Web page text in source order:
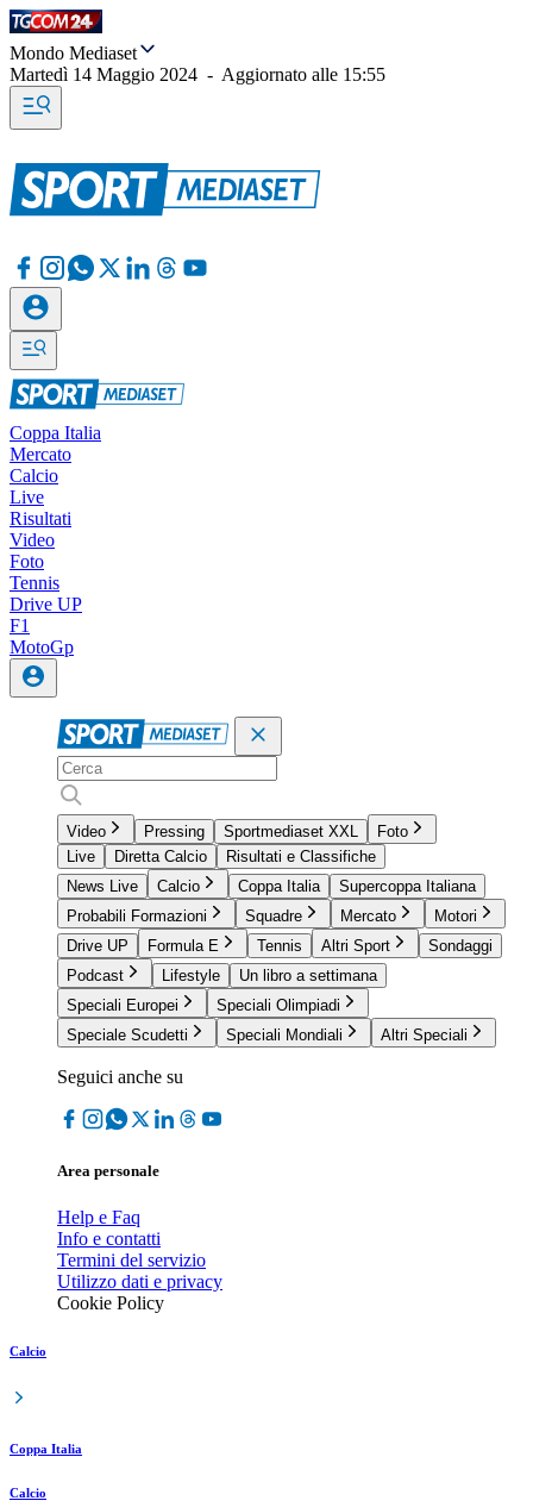
Mondo Mediaset
Martedì 14 Maggio 2024 - Aggiornato alle 15:55
Coppa Italia
Mercato
Calcio
Live
Risultati
Video
Foto
Tennis
Drive UP
F1
MotoGp
Video Pressing Sportmediaset XXL
Foto
Live
Diretta Calcio
Risultati e Classifiche
News Live
Calcio Coppa Italia
Supercoppa Italiana
Probabili Formazioni
Squadre Mercato
Motori
Drive UP
Formula E Tennis Altri Sport
Sondaggi
Podcast
Lifestyle
Un libro a settimana
Speciali Europei
Speciali Olimpiadi
Speciale Scudetti
Speciali Mondiali Altri Speciali
Seguici anche su
Area personale
Help e Faq
Info e contatti
Termini del servizio
Utilizzo dati e privacy
Cookie Policy
Calcio
Coppa Italia
Calcio